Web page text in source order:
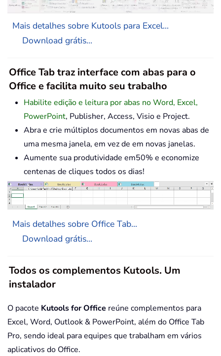
Mais detalhes sobre Kutools para Excel...
Download grátis...
Office Tab traz interface com abas para o
Office e facilita muito seu trabalho
Habilite edição e leitura por abas no Word, Excel,
PowerPoint, Publisher, Access, Visio e Project.
Abra e crie múltiplos documentos em novas abas de
uma mesma janela, em vez de em novas janelas.
Aumente sua produtividade em50% e economize
centenas de cliques todos os dias!
Mais detalhes sobre Office Tab...
Download grátis...
Todos os complementos Kutools. Um
instalador
O pacote Kutools for Office reúne complementos para
Excel, Word, Outlook & PowerPoint, além do Office Tab
Pro, sendo ideal para equipes que trabalham em vários
aplicativos do Office.